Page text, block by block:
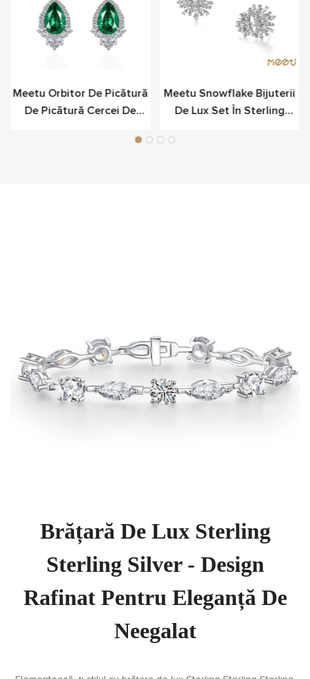
Meetu Orbitor De Picătură
De Picătură Cercei De
Meetu Snowflake Bijuterii
De Lux Set În Sterling
Brățară De Lux Sterling
Sterling Silver - Design
Rafinat Pentru Eleganță De
Neegalat